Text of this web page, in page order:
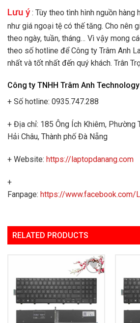
Lưu ý: Tùy theo tình hình nguồn hàng
như giá ngoại tệ có thế tăng. Cho nên
theo ngày, tuần, tháng… Vì vậy mong
theo số hotline để Công ty Trâm Anh
nhất và tốt nhất đến quý khách. Trân
Công ty TNHH Trâm Anh Technology
+ Số hotline: 0935.747.288
+ Địa chỉ: 185 Ông Ích Khiêm, Phường
Hải Châu, Thành phố Đà Nẵng
+ Website: https://laptopdanang.com
+
Fanpage: https://www.facebook.com/
RELATED PRODUCTS
Add to
Wishlist